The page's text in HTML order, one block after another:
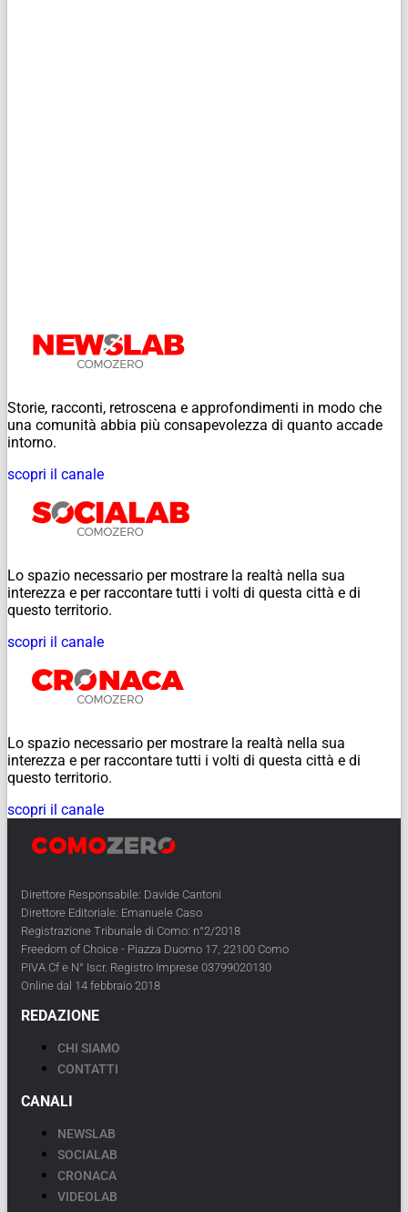
Storie, racconti, retroscena e approfondimenti in modo che
una comunità abbia più consapevolezza di quanto accade
intorno.
scopri il canale
Lo spazio necessario per mostrare la realtà nella sua
interezza e per raccontare tutti i volti di questa città e di
questo territorio.
scopri il canale
Lo spazio necessario per mostrare la realtà nella sua
interezza e per raccontare tutti i volti di questa città e di
questo territorio.
scopri il canale
Direttore Responsabile: Davide Cantoni
Direttore Editoriale: Emanuele Caso
Registrazione Tribunale di Como: n°2/2018
Freedom of Choice - Piazza Duomo 17, 22100 Como
PIVA Cf e N° Iscr. Registro Imprese 03799020130
Online dal 14 febbraio 2018
REDAZIONE
CHI SIAMO
CONTATTI
CANALI
NEWSLAB
SOCIALAB
CRONACA
VIDEOLAB